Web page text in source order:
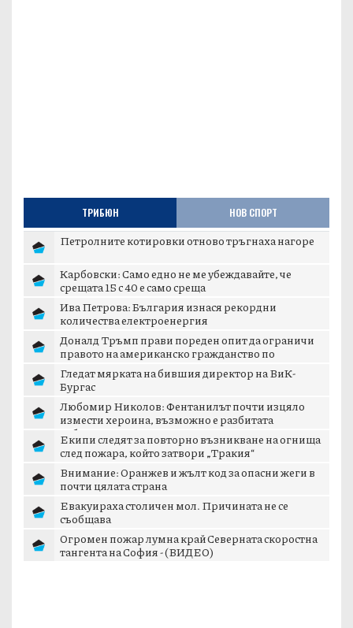
ТРИБЮН НОВ СПОРТ
Петролните котировки отново тръгнаха нагоре
Карбовски: Само едно не ме убеждавайте, че
срещата 15 с 40 е само среща
Ива Петрова: България изнася рекордни
количества електроенергия
Доналд Тръмп прави пореден опит да ограничи
правото на американско гражданство по
Гледат мярката на бившия директор на ВиК-
Бургас
Любомир Николов: Фентанилът почти изцяло
измести хероина, възможно е разбитата
лаборатория...
Екипи следят за повторно възникване на огнища
след пожара, който затвори „Тракия“
Внимание: Оранжев и жълт код за опасни жеги в
почти цялата страна
Евакуираха столичен мол. Причината не се
съобщава
Огромен пожар лумна край Северната скоростна
тангента на София - (ВИДЕО)